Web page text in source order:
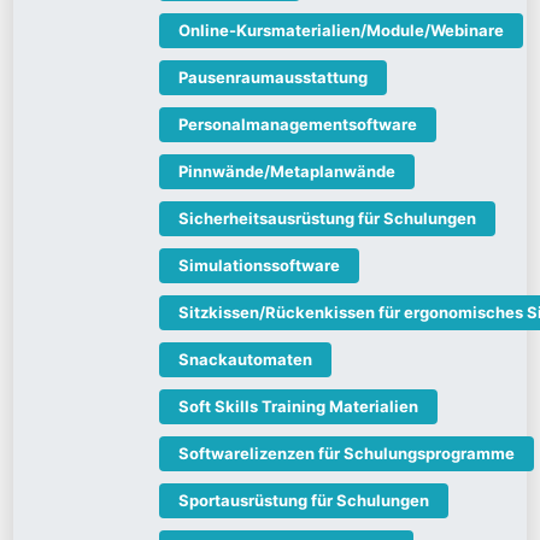
Online-Kursmaterialien/Module/Webinare
Pausenraumausstattung
Personalmanagementsoftware
Pinnwände/Metaplanwände
Sicherheitsausrüstung für Schulungen
Simulationssoftware
Sitzkissen/Rückenkissen für ergonomisches
Snackautomaten
Soft Skills Training Materialien
Softwarelizenzen für Schulungsprogramme
Sportausrüstung für Schulungen